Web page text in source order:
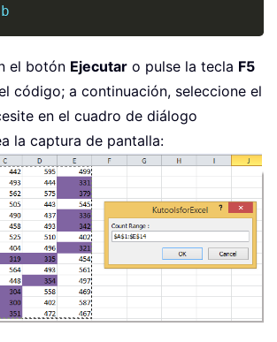
el botón Ejecutar o pulse la tecla F5
código; a continuación, seleccione el
en el cuadro de diálogo
la captura de pantalla: